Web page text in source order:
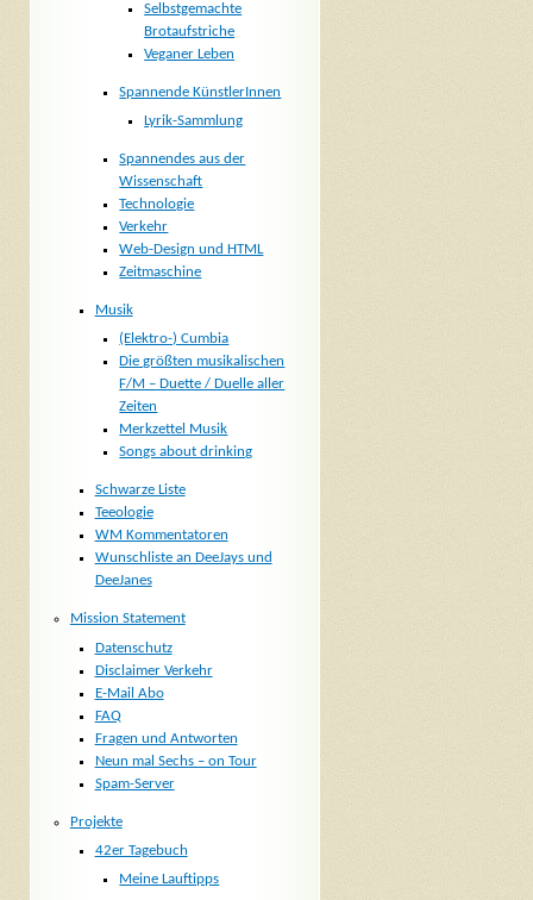
Selbstgemachte
Brotaufstriche
Veganer Leben
Spannende KünstlerInnen
Lyrik-Sammlung
Spannendes aus der
Wissenschaft
Technologie
Verkehr
Web-Design und HTML
Zeitmaschine
Musik
(Elektro-) Cumbia
Die größten musikalischen
F/M – Duette / Duelle aller
Zeiten
Merkzettel Musik
Songs about drinking
Schwarze Liste
Teeologie
WM Kommentatoren
Wunschliste an DeeJays und
DeeJanes
Mission Statement
Datenschutz
Disclaimer Verkehr
E-Mail Abo
FAQ
Fragen und Antworten
Neun mal Sechs – on Tour
Spam-Server
Projekte
42er Tagebuch
Meine Lauftipps